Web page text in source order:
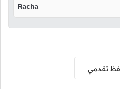
Racha
تقدمي